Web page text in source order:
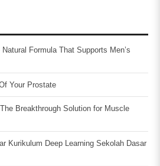
Formula That Supports Men’s
Your Prostate
Breakthrough Solution for Muscle
Kurikulum Deep Learning Sekolah Dasar